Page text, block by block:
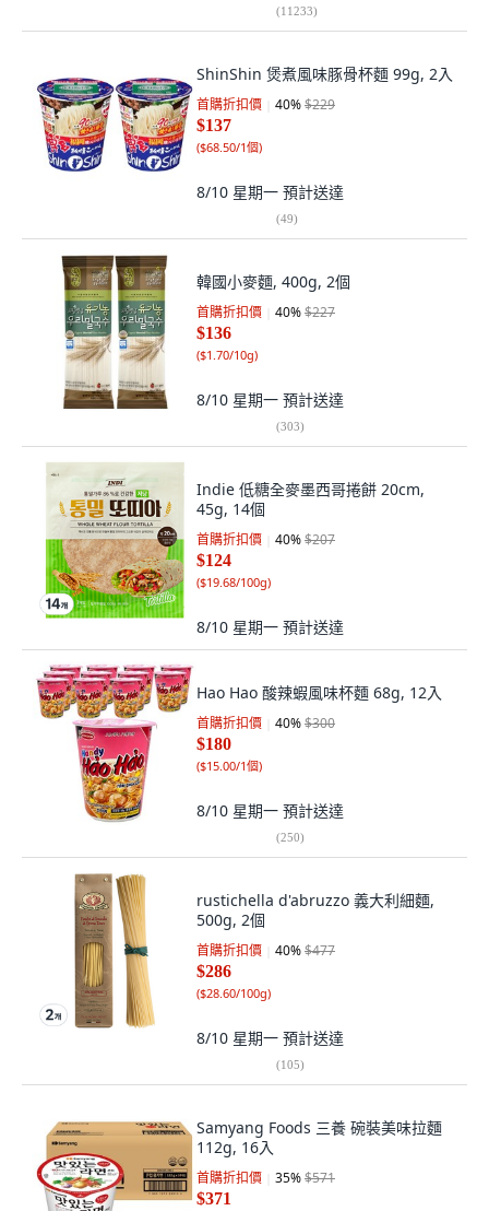
(11233)
ShinShin 煲煮風味豚骨杯麵 99g, 2入
首購折扣價 40%$229
$137
($68.50/1個)
8/10 星期一 預計送達
(49)
韓國小麥麵, 400g, 2個
首購折扣價 40%$227
$136
($1.70/10g)
8/10 星期一 預計送達
(303)
Indie 低糖全麥墨西哥捲餅 20cm,
45g, 14個
首購折扣價 40%$207
$124
($19.68/100g)
8/10 星期一 預計送達
Hao Hao 酸辣蝦風味杯麵 68g, 12入
首購折扣價 40%$300
$180
($15.00/1個)
8/10 星期一 預計送達
(250)
rustichella d'abruzzo 義大利細麵,
500g, 2個
首購折扣價 40%$477
$286
($28.60/100g)
8/10 星期一 預計送達
(105)
Samyang Foods 三養 碗裝美味拉麵
112g, 16入
首購折扣價 35%$571
$371